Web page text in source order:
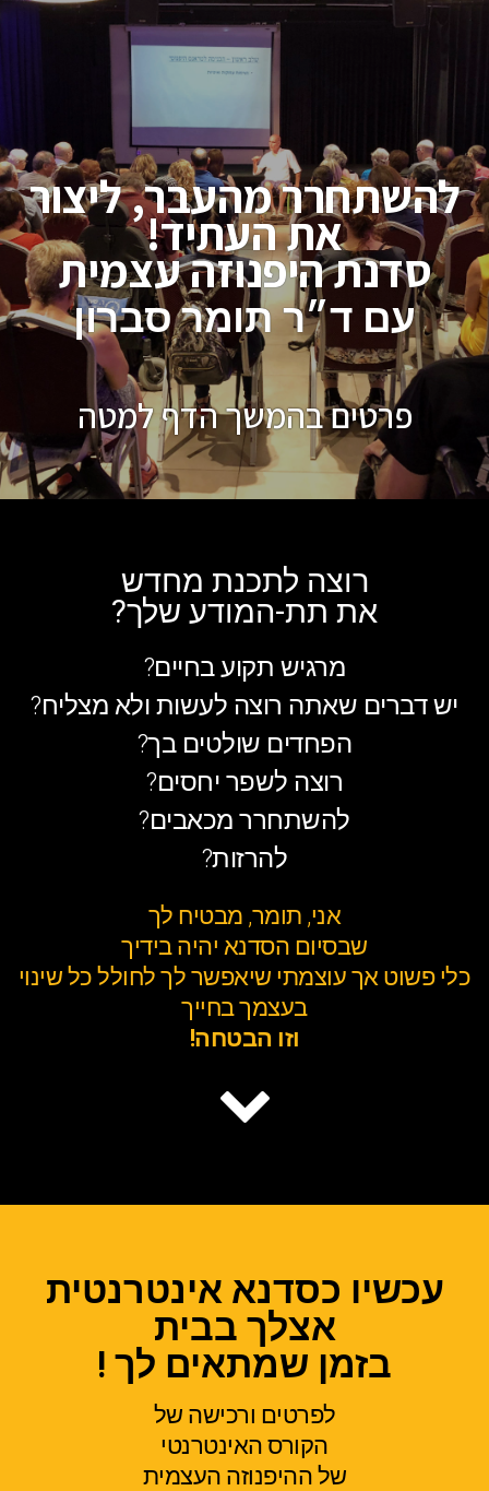
להשתחרר מהעבר, ליצור
את העתיד!
סדנת היפנוזה עצמית
עם ד״ר תומר סברון
פרטים בהמשך הדף למטה
רוצה לתכנת מחדש
את תת-המודע שלך?
מרגיש תקוע בחיים?
יש דברים שאתה רוצה לעשות ולא מצליח?
הפחדים שולטים בך?
רוצה לשפר יחסים?
להשתחרר מכאבים?
להרזות?
אני, תומר, מבטיח לך
שבסיום הסדנא יהיה בידיך
כלי פשוט אך עוצמתי שיאפשר לך לחולל כל שינוי
בעצמך בחייך
וזו הבטחה!
עכשיו כסדנא אינטרנטית
אצלך בבית
בזמן שמתאים לך !
לפרטים ורכישה של
הקורס האינטרנטי
של ההיפנוזה העצמית